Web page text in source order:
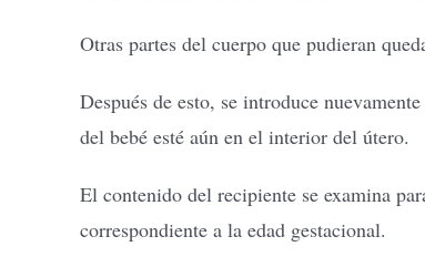
Otras partes del cuerpo que pudieran
Después de esto, se introduce
del bebé esté aún en el interior del útero.
El contenido del recipiente se examina
correspondiente a la edad gestacional.